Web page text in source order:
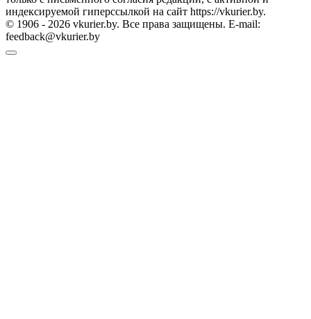
индексируемой гиперссылкой на сайт https://vkurier.by.
© 1906 - 2026 vkurier.by. Все права защищены. E-mail:
feedback@vkurier.by